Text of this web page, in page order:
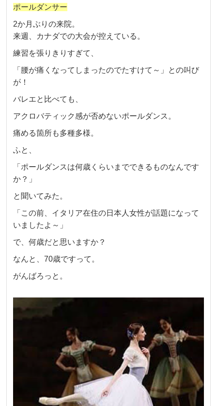
ポールダンサー
2か月ぶりの来院。
来週、カナダでの大会が控えている。
練習を張りきりすぎて、
「腰が痛くなってしまったのでたすけて～」との叫び
が！
バレエと比べても、
アクロバティック感が否めないポールダンス。
痛める箇所も多種多様。
ふと、
「ポールダンスは何歳くらいまでできるものなんです
か？」
と聞いてみた。
「この前、イタリア在住の日本人女性が話題になって
いましたよ～」
で、何歳だと思いますか？
なんと、70歳ですって。
がんばろっと。